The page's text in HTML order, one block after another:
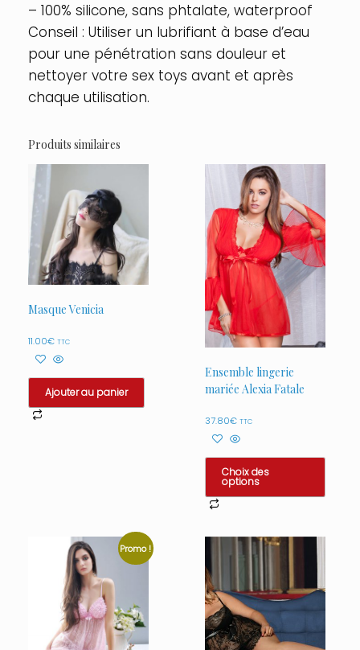
– 100% silicone, sans phtalate, waterproof
Conseil : Utiliser un lubrifiant à base d’eau
pour une pénétration sans douleur et
nettoyer votre sex toys avant et après
chaque utilisation.
Produits similaires
Masque Venicia
11.00€ TTC
Ajouter au panier
Ensemble lingerie
mariée Alexia Fatale
37.80€ TTC
Choix des
options
a
plusieurs
variations.
options
peuvent
être
choisies
Promo !